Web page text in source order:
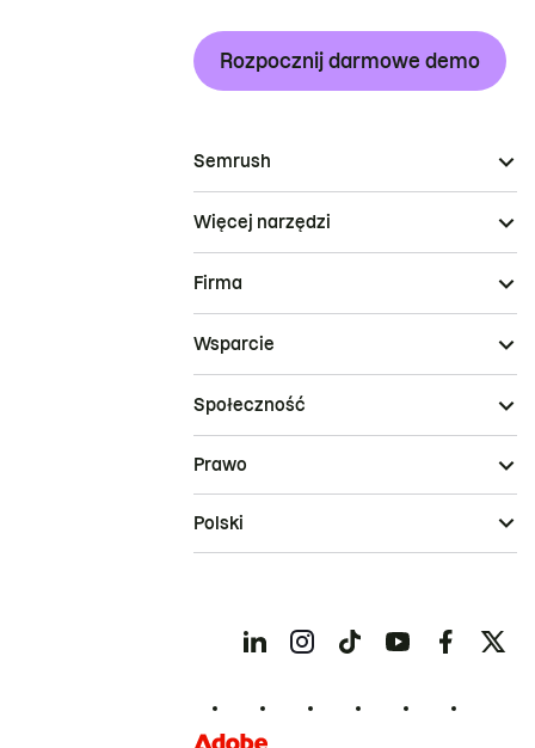
Rozpocznij darmowe demo
Semrush
Więcej narzędzi
Firma
Wsparcie
Społeczność
Prawo
Polski